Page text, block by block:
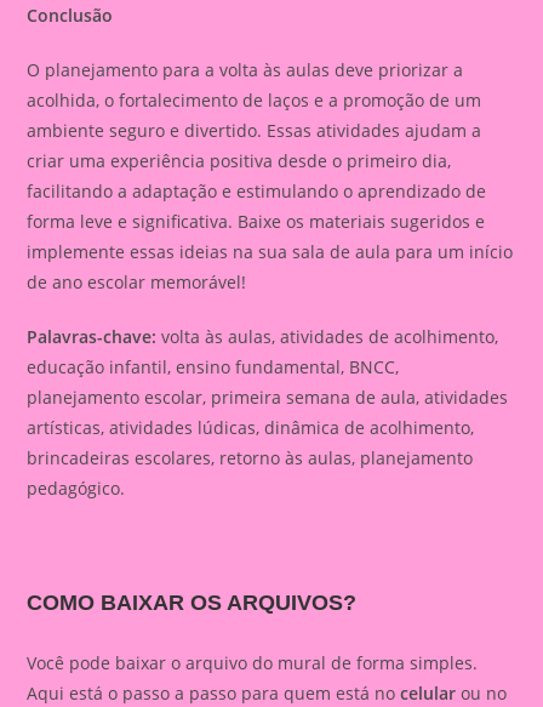
Conclusão
O planejamento para a volta às aulas deve priorizar a
acolhida, o fortalecimento de laços e a promoção de um
ambiente seguro e divertido. Essas atividades ajudam a
criar uma experiência positiva desde o primeiro dia,
facilitando a adaptação e estimulando o aprendizado de
forma leve e significativa. Baixe os materiais sugeridos e
implemente essas ideias na sua sala de aula para um início
de ano escolar memorável!
Palavras-chave: volta às aulas, atividades de acolhimento,
educação infantil, ensino fundamental, BNCC,
planejamento escolar, primeira semana de aula, atividades
artísticas, atividades lúdicas, dinâmica de acolhimento,
brincadeiras escolares, retorno às aulas, planejamento
pedagógico.
COMO BAIXAR OS ARQUIVOS?
Você pode baixar o arquivo do mural de forma simples.
Aqui está o passo a passo para quem está nocelular ou no